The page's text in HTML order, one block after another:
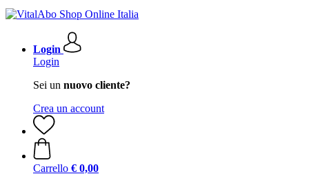
Login
Login
Sei un nuovo cliente?
Crea un account
Carrello € 0,00